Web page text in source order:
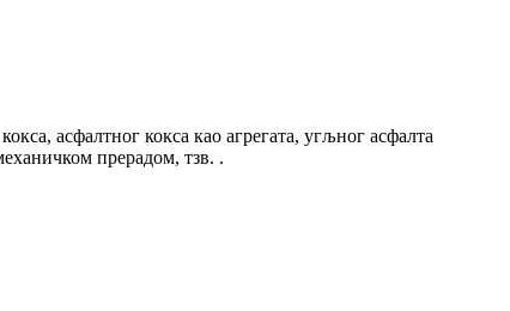
асфалтног кокса као агрегата, угљног асфалта
прерадом, тзв. .